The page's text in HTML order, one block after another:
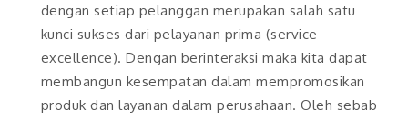
dengan setiap pelanggan merupakan salah satu
kunci sukses dari pelayanan prima (service
excellence). Dengan berinteraksi maka kita dapat
membangun kesempatan dalam mempromosikan
produk dan layanan dalam perusahaan. Oleh sebab